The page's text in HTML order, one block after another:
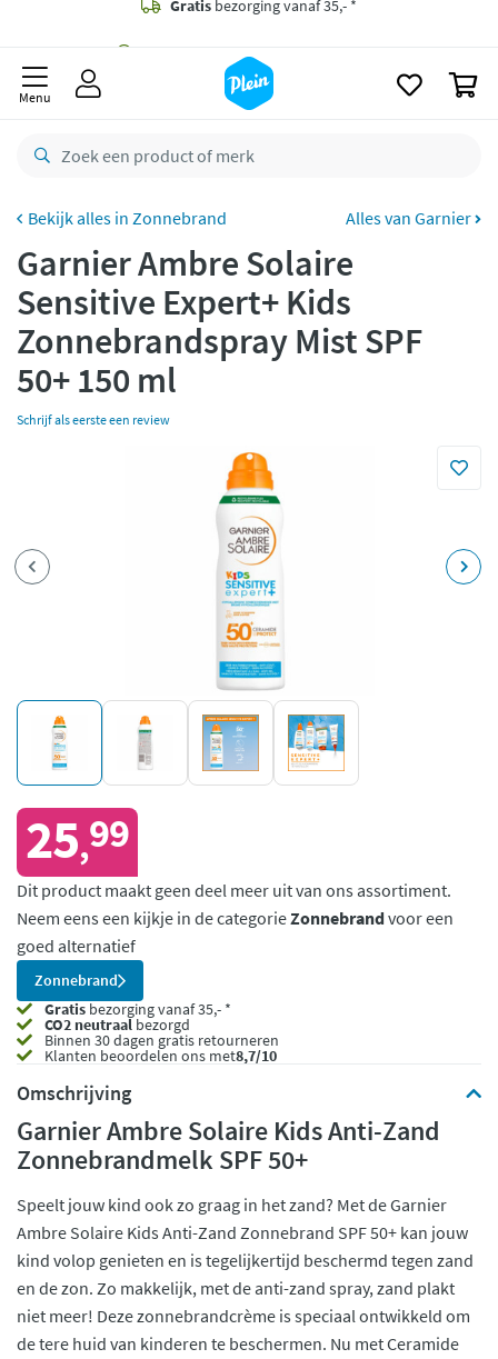
Bestelling uiterlijkmaandag
retourneren
CO2 neutraal
Betaal met Klarna
Menu
Zonnebrand Alles van Garnier
Garnier Ambre Solaire
Sensitive Expert+ Kids
Zonnebrandspray Mist SPF
50+ 150 ml
Schrijf als eerste een review
25,99
Dit product maakt geen deel meer uit van ons assortiment.
Neem eens een kijkje in de categorieZonnebrandvoor een
goed alternatief
Zonnebrand
Gratis bezorging vanaf 35,- *
CO2 neutraalbezorgd
Binnen 30 dagen gratis retourneren
Klanten beoordelen ons met8,7/10
Omschrijving
Garnier Ambre Solaire Kids Anti-Zand
Zonnebrandmelk SPF 50+
Speelt jouw kind ook zo graag in het zand? Met de Garnier
Ambre Solaire Kids Anti-Zand Zonnebrand SPF 50+ kan jouw
kind volop genieten en is tegelijkertijd beschermd tegen zand
en de zon. Zo makkelijk, met de anti-zand spray, zand plakt
niet meer! Deze zonnebrandcrème is speciaal ontwikkeld om
de tere huid van kinderen te beschermen. Nu met Ceramide